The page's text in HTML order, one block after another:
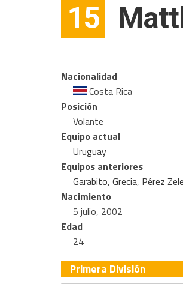
15
Nacionalidad
Costa Rica
Posición
Volante
Equipo actual
Uruguay
Equipos anteriores
Garabito, Grecia, Pérez
Nacimiento
5 julio, 2002
Edad
24
Primera División